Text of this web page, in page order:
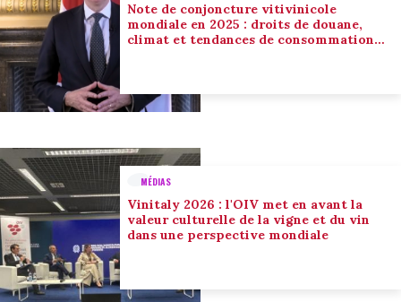
Note de conjoncture vitivinicole
mondiale en 2025 : droits de douane,
climat et tendances de consommation
MÉDIAS
Vinitaly 2026 : l'OIV met en avant la
valeur culturelle de la vigne et du vin
dans une perspective mondiale